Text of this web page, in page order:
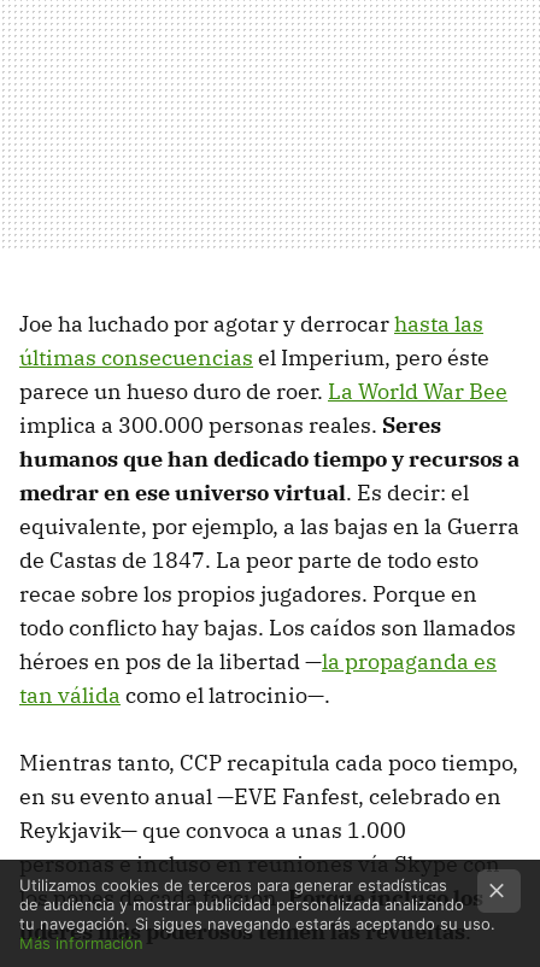
Joe ha luchado por agotar y derrocarhasta las
últimas consecuencias el Imperium, pero éste
parece un hueso duro de roer. La World War Bee
implica a 300.000 personas reales. Seres
humanos que han dedicado tiempo y recursos a
medrar en ese universo virtual. Es decir: el
equivalente, por ejemplo, a las bajas en la Guerra
de Castas de 1847. La peor parte de todo esto
recae sobre los propios jugadores. Porque en
todo conflicto hay bajas. Los caídos son llamados
héroes en pos de la libertad —la propaganda es
tan válida como el latrocinio—.
Mientras tanto, CCP recapitula cada poco tiempo,
en su evento anual —EVE Fanfest, celebrado en
Reykjavik— que convoca a unas 1.000
personas e incluso en reuniones vía Skype con
los popes de cada facción.Porque incluso los
líderes más poderosos temen las revueltas.
Utilizamos cookies de terceros para generar estadísticas
de audiencia y mostrar publicidad personalizada analizando
tu navegación. Si sigues navegando estarás aceptando su uso.
Más información